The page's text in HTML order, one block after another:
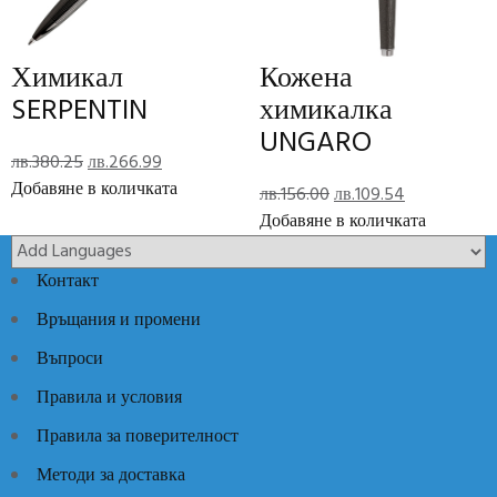
Отзиви (0)
Reviews
There are no reviews yet.
Add Review
Код:SP5190MWКатегории:Луксозни идеи,Луксозни кожени
изделия
Химикал
SERPENTIN
лв.380.25Original
price
лв.380.25.
лв.266.99Текущата
цена
лв.266.99.
Добавяне в количката
Кожена
химикалка
UNGARO
лв.156.00Original
price
лв.156.00.
лв.109.54Текущата
цена
лв.109.54.
Добавяне в количката
Контакт
Връщания и промени
Въпроси
Правила и условия
Правила за поверителност
Методи за доставка